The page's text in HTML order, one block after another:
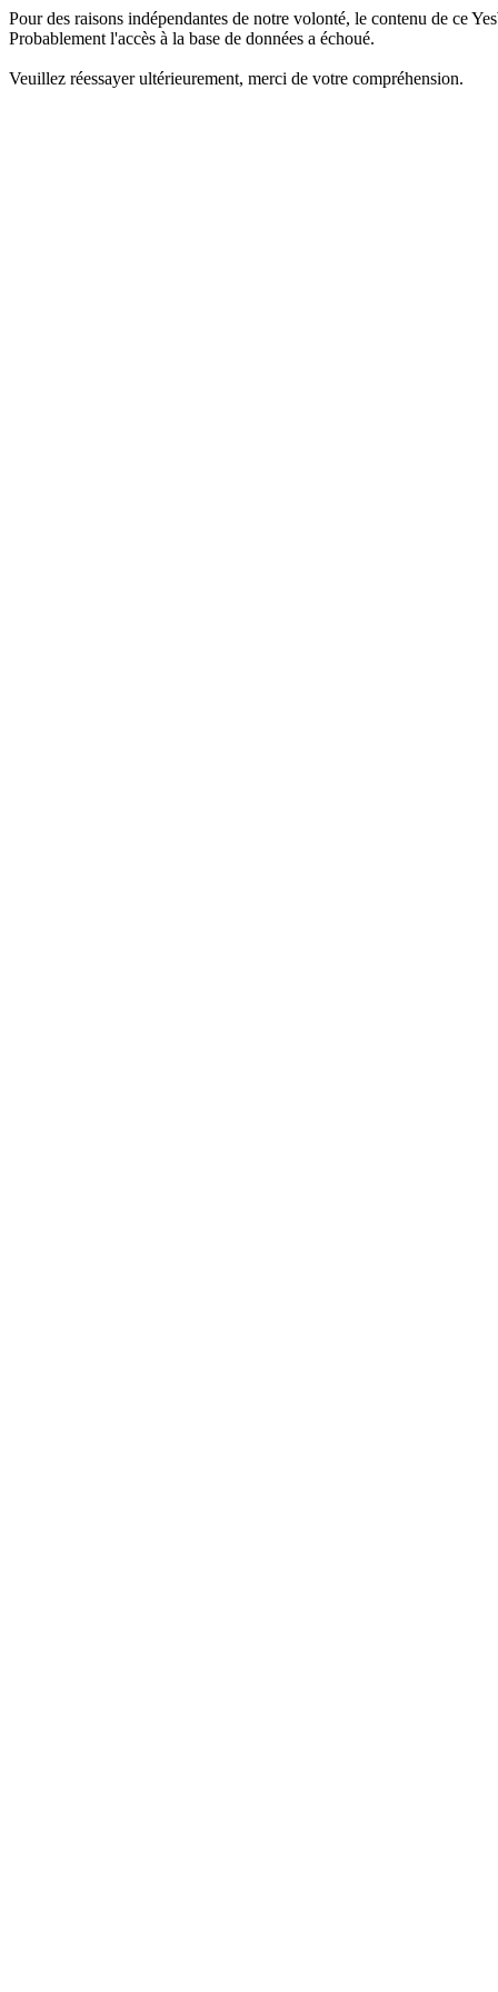
Pour des raisons indépendantes de notre volonté, le contenu de ce
Probablement l'accès à la base de données a échoué.
Veuillez réessayer ultérieurement, merci de votre compréhension.